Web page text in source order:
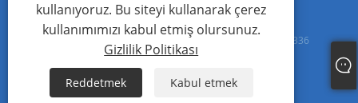
Saklıdır.
WEB SİTESİ TEKNİK DESTEK:
TIANYU AĞI jack Lin:+86-15559188336
Sitemap RSS XML Gizlilik Politikası
kullanıyoruz. Bu siteyi kullanarak çerez
kullanımımızı kabul etmiş olursunuz.
Gizlilik Politikası
Reddetmek Kabul etmek